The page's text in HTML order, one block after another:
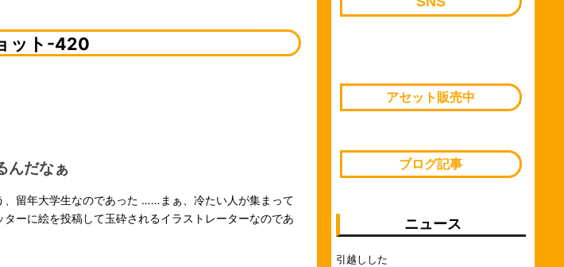
源素材
ット-420
んだなぁ
留年大学生なのであった ……まぁ、冷たい人が集まって
ーに絵を投稿して玉砕されるイラストレーターなのであ
アセット販売中
ブログ記事
ニュース
引越しした